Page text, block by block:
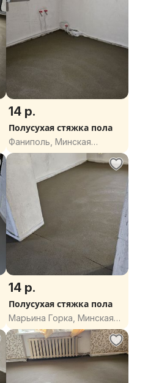
14 р.
Полусухая стяжка пола
Фаниполь, Минская
область
14 р.
Полусухая стяжка пола
Марьина Горка, Минская
область